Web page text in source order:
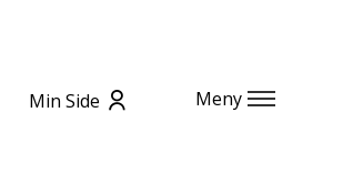
Min Side Meny